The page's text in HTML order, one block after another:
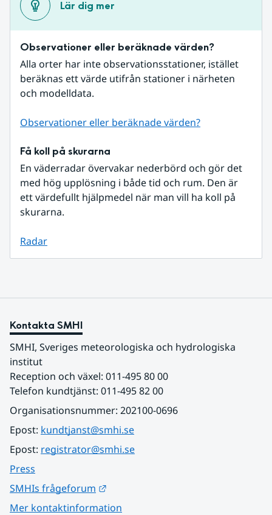
Lär dig mer
Observationer eller beräknade värden?
Alla orter har inte observationsstationer, istället
beräknas ett värde utifrån stationer i närheten
och modelldata.
Observationer eller beräknade värden?
Få koll på skurarna
En väderradar övervakar nederbörd och gör det
med hög upplösning i både tid och rum. Den är
ett värdefullt hjälpmedel när man vill ha koll på
skurarna.
Radar
Kontakta SMHI
SMHI, Sveriges meteorologiska och hydrologiska
institut
Reception och växel: 011-495 80 00
Telefon kundtjänst: 011-495 82 00
Organisationsnummer: 202100-0696
Epost: kundtjanst@smhi.se
Epost: registrator@smhi.se
Press
SMHIs frågeforum
Mer kontaktinformation